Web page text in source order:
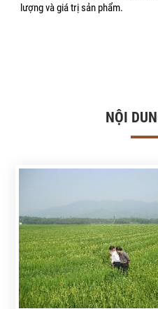
lượng và giá trị sản phẩm.
NỘI